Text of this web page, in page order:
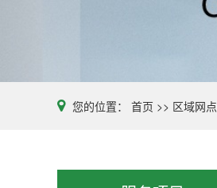
您的位置： 首页 >> 区域网点